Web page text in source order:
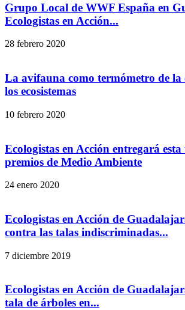
Grupo Local de WWF España en
Ecologistas en Acción...
28 febrero 2020
La avifauna como termómetro de la
los ecosistemas
10 febrero 2020
Ecologistas en Acción entregará esta
premios de Medio Ambiente
24 enero 2020
Ecologistas en Acción de
contra las talas indiscriminadas...
7 diciembre 2019
Ecologistas en Acción de
tala de árboles en...